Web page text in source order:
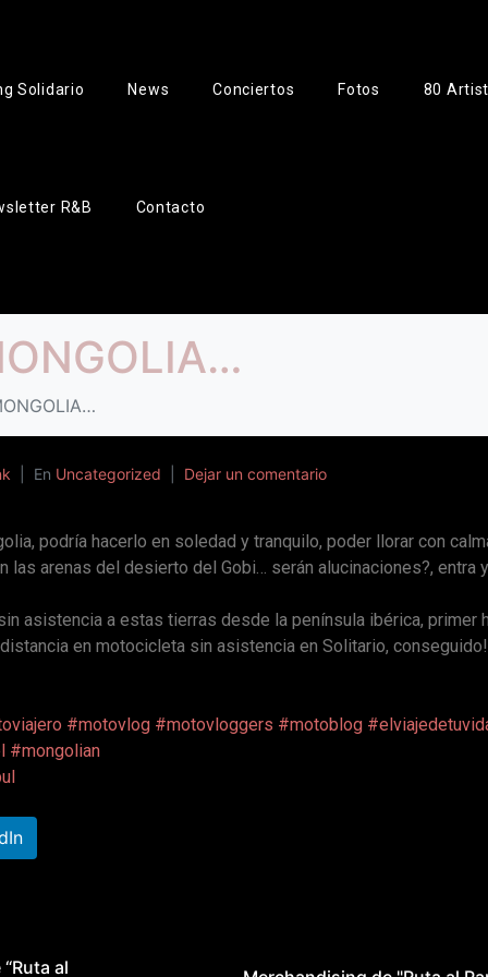
Solidario News Conciertos Fotos 80
R&B Contacto
En Uncategorized Dejar un comentario
podría hacerlo en soledad y tranquilo, poder llorar con
las arenas del desierto del Gobi… serán alucinaciones?, entra y
asistencia a estas tierras desde la península ibérica, primer
en motocicleta sin asistencia en Solitario,
#motovlog #motovloggers #motoblog
#mongolian
al